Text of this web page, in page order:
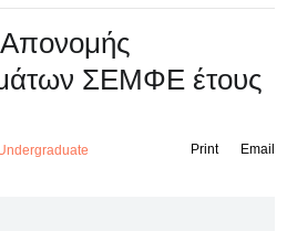
Απονομής
ΣΕΜΦΕ έτους
Email
Print